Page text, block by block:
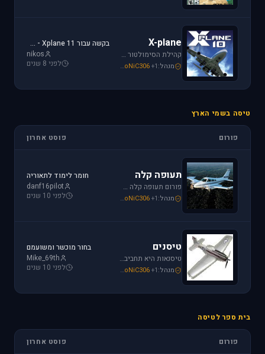
X-plane
קהילת הסימולטור X-plane, סימולטור העתיד של התעופה האזרחית. בפורום תוכלו לקבל מידע ותמיכה. אז קדימה, תפסו את הג'ויסטיק והצטרפו לחוויה.
מנהל: Mike_69th SoNiC306+1
בקשה עבור Xplane 11 - צביעה של חברת ישראייר למטוס FF A320
nikos
לפני 8 שנים
טיסה בשמי הארץ
פורום פוסט אחרון
תעופה קלה
פורום תעופה קלה מתמחה בכל האפשרויות הקיימות: טייס ליום אחד, טיסה בשמי ישראל, חברות תעופה, בתי ספר לטיסה, רשיון טייס ואפילו טיסות רומנטיות.
מנהל: loven SoNiC306+1
חומר לימוד לתאוריה
danf16pilot
לפני 10 שנים
טיסנים
טיסנאות היא תחביב יקר, בואו לקבל תמיכה ומידע על טיסנים יד שניה, חנות טיסנים, טיסנים למתחילים וכמובן לשתף את החברים בחוויות. הצטרפו לפורום טיסנים!
מנהל: Iaf_Assaf SoNiC306+1
בחור מוכשר ומשועמם
Mike_69th
לפני 10 שנים
בית ספר לטיסה
פורום פוסט אחרון